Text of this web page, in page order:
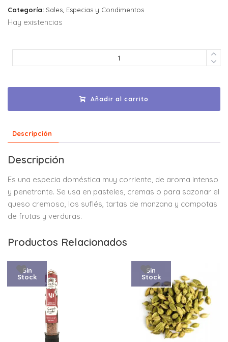
Categoría: Sales, Especias y Condimentos
Hay existencias
Añadir al carrito
Descripción
Descripción
Es una especia doméstica muy corriente, de aroma intenso
y penetrante. Se usa en pasteles, cremas o para sazonar el
queso cremoso, los suflés, tartas de manzana y compotas
de frutas y verduras.
Productos Relacionados
Sin
Stock
Sin
Stock